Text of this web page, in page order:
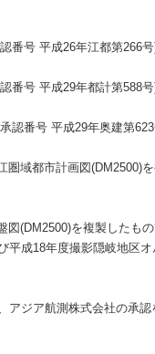
番号 平成26年江都第266
番号 平成29年都計第588
認番号 平成29年奥建第
域都市計画図(DM2500)
(DM2500)を複製したもの
成18年度撮影隠岐地区
ジア航測株式会社の承認